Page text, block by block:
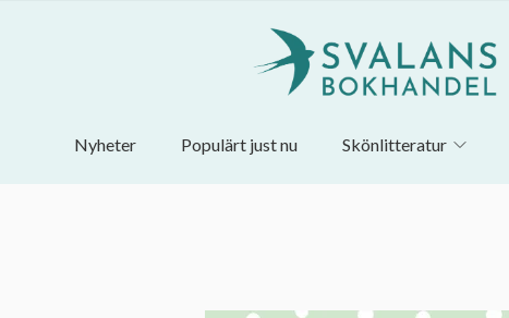
Nyheter Populärt just nu Skönlitteratur